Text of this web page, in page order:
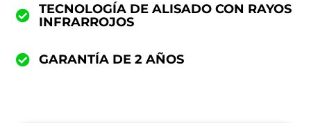
TECNOLOGÍA DE ALISADO CON RAYOS
INFRARROJOS
GARANTÍA DE 2 AÑOS